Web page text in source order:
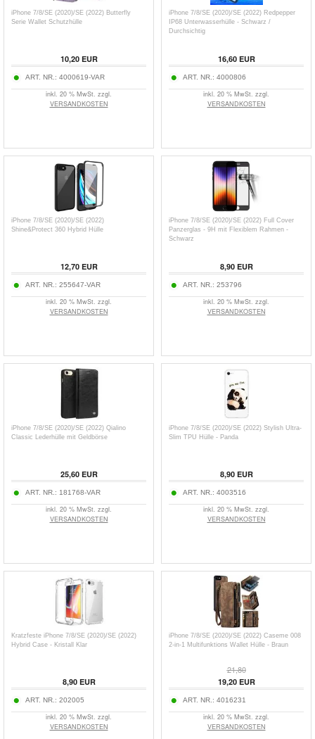
iPhone 7/8/SE (2020)/SE (2022) Butterfly
Serie Wallet Schutzhülle
10,20EUR
ART. NR.: 4000619-VAR
inkl. 20 % MwSt. zzgl.
VERSANDKOSTEN
iPhone 7/8/SE (2020)/SE (2022) Redpepper
IP68 Unterwasserhülle - Schwarz /
Durchsichtig
16,60EUR
ART. NR.: 4000806
inkl. 20 % MwSt. zzgl.
VERSANDKOSTEN
iPhone 7/8/SE (2020)/SE (2022)
Shine&Protect 360 Hybrid Hülle
12,70EUR
ART. NR.: 255647-VAR
inkl. 20 % MwSt. zzgl.
VERSANDKOSTEN
iPhone 7/8/SE (2020)/SE (2022) Full Cover
Panzerglas - 9H mit Flexiblem Rahmen -
Schwarz
8,90EUR
ART. NR.: 253796
inkl. 20 % MwSt. zzgl.
VERSANDKOSTEN
iPhone 7/8/SE (2020)/SE (2022) Qialino
Classic Lederhülle mit Geldbörse
25,60EUR
ART. NR.: 181768-VAR
inkl. 20 % MwSt. zzgl.
VERSANDKOSTEN
iPhone 7/8/SE (2020)/SE (2022) Stylish Ultra-
Slim TPU Hülle - Panda
8,90EUR
ART. NR.: 4003516
inkl. 20 % MwSt. zzgl.
VERSANDKOSTEN
Kratzfeste iPhone 7/8/SE (2020)/SE (2022)
Hybrid Case - Kristall Klar
8,90EUR
ART. NR.: 202005
inkl. 20 % MwSt. zzgl.
VERSANDKOSTEN
iPhone 7/8/SE (2020)/SE (2022) Caseme 008
2-in-1 Multifunktions Wallet Hülle - Braun
21,80
19,20EUR
ART. NR.: 4016231
inkl. 20 % MwSt. zzgl.
VERSANDKOSTEN